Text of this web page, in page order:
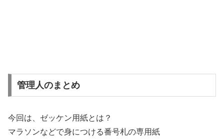
管理人のまとめ
今回は、ゼッケン用紙とは？
マラソンなどで身につける番号札の専用紙